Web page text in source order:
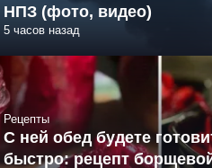
НПЗ (фото, видео)
5 часов назад
Рецепты
С ней обед будете
быстро: рецепт